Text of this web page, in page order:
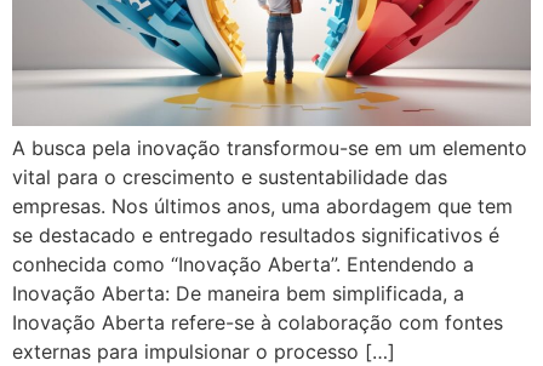
A busca pela inovação transformou-se em um elemento
vital para o crescimento e sustentabilidade das
empresas. Nos últimos anos, uma abordagem que tem
se destacado e entregado resultados significativos é
conhecida como “Inovação Aberta”. Entendendo a
Inovação Aberta: De maneira bem simplificada, a
Inovação Aberta refere-se à colaboração com fontes
externas para impulsionar o processo […]